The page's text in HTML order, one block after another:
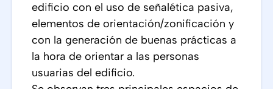
edificio con el uso de señalética pasiva,
elementos de orientación/zonificación y
con la generación de buenas prácticas a
la hora de orientar a las personas
usuarias del edificio.